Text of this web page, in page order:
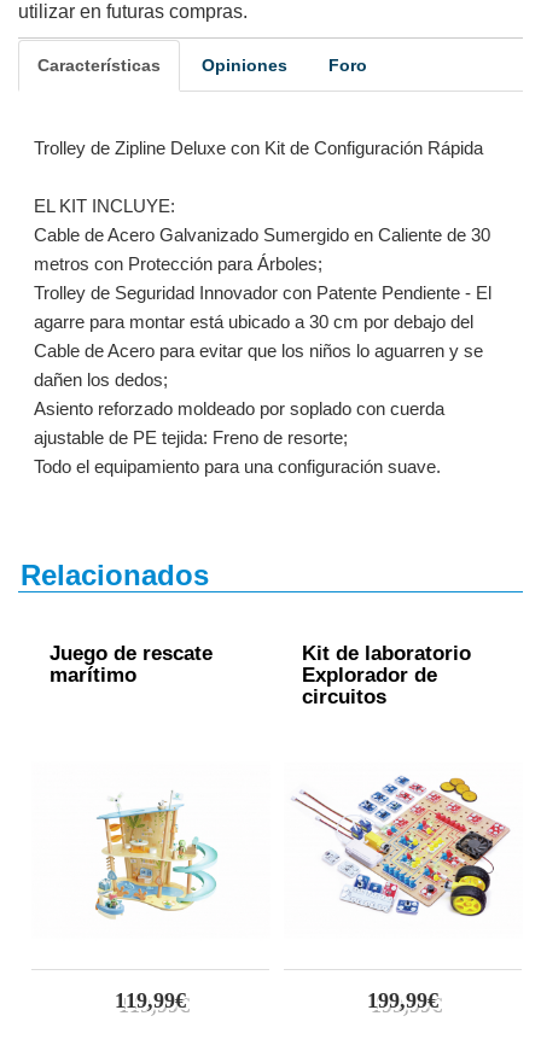
utilizar en futuras compras.
Características Opiniones Foro
Trolley de Zipline Deluxe con Kit de Configuración Rápida
EL KIT INCLUYE:
Cable de Acero Galvanizado Sumergido en Caliente de 30
metros con Protección para Árboles;
Trolley de Seguridad Innovador con Patente Pendiente - El
agarre para montar está ubicado a 30 cm por debajo del
Cable de Acero para evitar que los niños lo aguarren y se
dañen los dedos;
Asiento reforzado moldeado por soplado con cuerda
ajustable de PE tejida: Freno de resorte;
Todo el equipamiento para una configuración suave.
Relacionados
Juego de rescate
marítimo
119,99€
Kit de laboratorio
Explorador de
circuitos
199,99€